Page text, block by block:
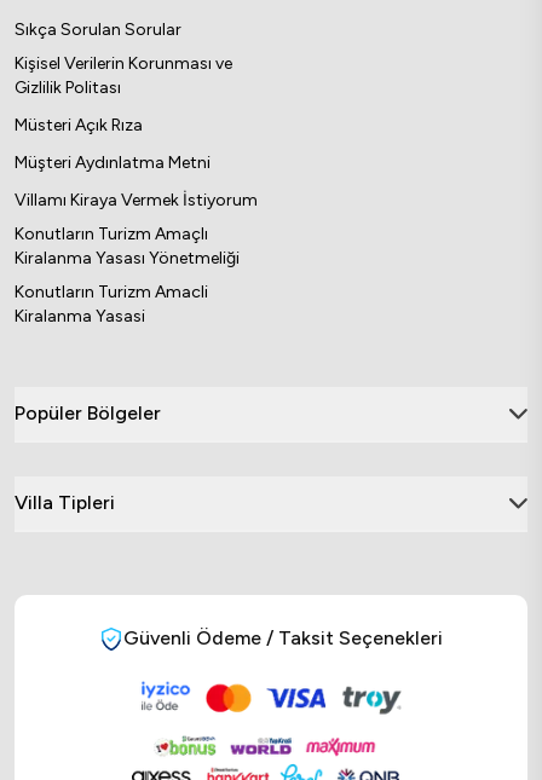
Sıkça Sorulan Sorular
Kişisel Verilerin Korunması ve
Gizlilik Politası
Müsteri Açık Rıza
Müşteri Aydınlatma Metni
Villamı Kiraya Vermek İstiyorum
Konutların Turizm Amaçlı
Kiralanma Yasası Yönetmeliği
Konutların Turizm Amacli
Kiralanma Yasasi
Popüler Bölgeler
Villa Tipleri
Güvenli Ödeme / Taksit Seçenekleri